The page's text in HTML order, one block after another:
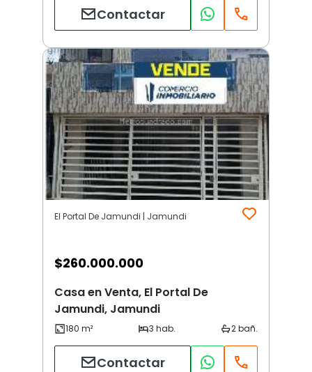
Contactar
El Portal De Jamundi | Jamundi
$260.000.000
Casa en Venta, El Portal De
Jamundi, Jamundi
Contactar